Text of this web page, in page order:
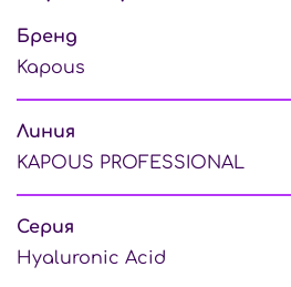
Бренд
Kapous
Линия
KAPOUS PROFESSIONAL
Серия
Hyaluronic Acid